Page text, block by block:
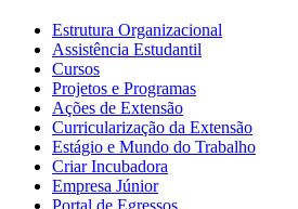
Estrutura Organizacional
Assistência Estudantil
Cursos
Projetos e Programas
Ações de Extensão
Curricularização da Extensão
Estágio e Mundo do Trabalho
Criar Incubadora
Empresa Júnior